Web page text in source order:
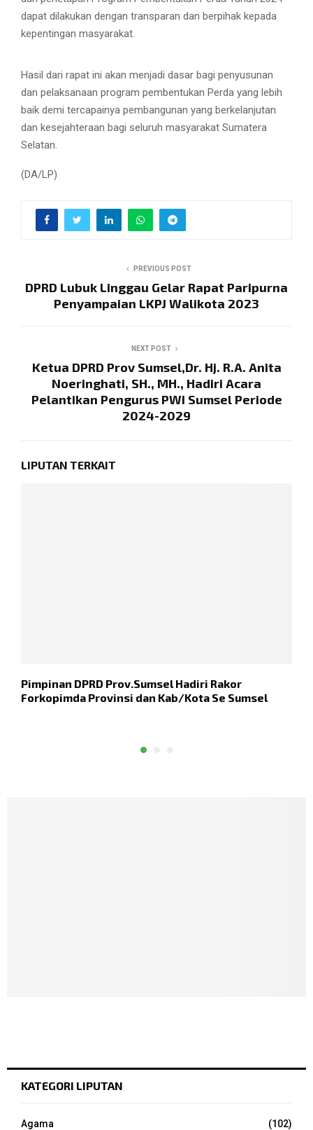
dapat dilakukan dengan transparan dan berpihak kepada
kepentingan masyarakat.
Hasil dari rapat ini akan menjadi dasar bagi penyusunan
dan pelaksanaan program pembentukan Perda yang lebih
baik demi tercapainya pembangunan yang berkelanjutan
dan kesejahteraan bagi seluruh masyarakat Sumatera
Selatan.
(DA/LP)
PREVIOUS POST
DPRD Lubuk Linggau Gelar Rapat Paripurna
Penyampaian LKPJ Walikota 2023
NEXT POST
Ketua DPRD Prov Sumsel,Dr. Hj. R.A. Anita
Noeringhati, SH., MH., Hadiri Acara
Pelantikan Pengurus PWI Sumsel Periode
2024-2029
LIPUTAN TERKAIT
Pimpinan DPRD Prov.Sumsel Hadiri Rakor
Forkopimda Provinsi dan Kab/Kota Se Sumsel
KATEGORI LIPUTAN
Agama (102)